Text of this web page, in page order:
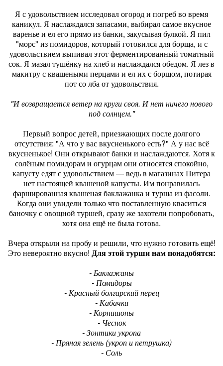
Я с удовольствием исследовал огород и погреб во время
каникул. Я наслаждался запасами, выбирал самое вкусное
варенье и ел его прямо из банки, закусывая булкой. Я пил
"морс" из помидоров, который готовился для борща, и с
удовольствием выпивал этот ферментированный томатный
сок. Я мазал тушёнку на хлеб и наслаждался обедом. Я лез в
макитру с квашеными перцами и ел их с борщом, потирая
пот со лба от удовольствия.
"И возвращается ветер на круги своя. И нет ничего нового
под солнцем."
Первый вопрос детей, приезжающих после долгого
отсутствия: "А что у вас вкусненького есть?" А у нас всё
вкусненькое! Они открывают банки и наслаждаются. Хотя к
солёным помидорам и огурцам они относятся спокойно,
капусту едят с удовольствием — ведь в магазинах Питера
нет настоящей квашеной капусты. Им понравилась
фаршированная квашеная баклажанка и турша из фасоли.
Когда они увидели только что поставленную кваситься
баночку с овощной туршей, сразу же захотели попробовать,
хотя она ещё не была готова.
Вчера открыли на пробу и решили, что нужно готовить ещё!
Это невероятно вкусно! Для этой турши нам понадобятся:
- Баклажаны
- Помидоры
- Красный болгарский перец
- Кабачки
- Корнишоны
- Чеснок
- Зонтики укропа
- Пряная зелень (укроп и петрушка)
- Соль